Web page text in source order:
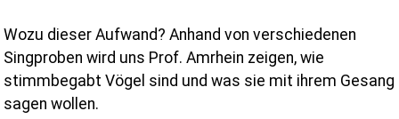
Wozu dieser Aufwand? Anhand von verschiedenen
Singproben wird uns Prof. Amrhein zeigen, wie
stimmbegabt Vögel sind und was sie mit ihrem Gesang
sagen wollen.